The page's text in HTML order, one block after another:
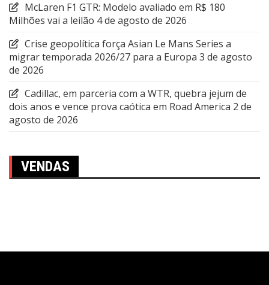
McLaren F1 GTR: Modelo avaliado em R$ 180
Milhões vai a leilão 4 de agosto de 2026
Crise geopolítica força Asian Le Mans Series a
migrar temporada 2026/27 para a Europa 3 de agosto
de 2026
Cadillac, em parceria com a WTR, quebra jejum de
dois anos e vence prova caótica em Road America 2 de
agosto de 2026
VENDAS